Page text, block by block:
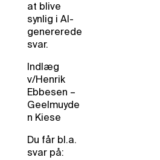
at blive
synlig i AI-
genererede
svar.
Indlæg
v/Henrik
Ebbesen –
Geelmuyde
n Kiese
Du får bl.a.
svar på: